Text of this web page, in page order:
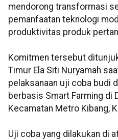
mendorong transformasi
pemanfaatan teknologi
produktivitas produk
Komitmen tersebut
Timur Ela Siti Nuryamah
pelaksanaan uji coba budi
berbasis Smart Farming di
Kecamatan Metro Kibang,
Uji coba yang dilakukan di